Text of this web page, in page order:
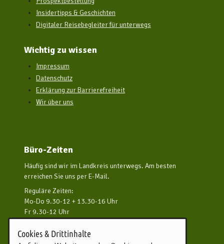
Insidertipps & Geschichten
Digitaler Reisebegleiter für unterwegs
Wichtig zu wissen
Impressum
Datenschutz
Erklärung zur Barrierefreiheit
Wir über uns
Büro-Zeiten
Häufig sind wir im Landkreis unterwegs. Am besten
erreichen Sie uns per E-Mail.
Reguläre Zeiten:
Mo-Do 9.30-12 + 13.30-16 Uhr
Fr 9.30-12 Uhr
Cookies & Drittinhalte